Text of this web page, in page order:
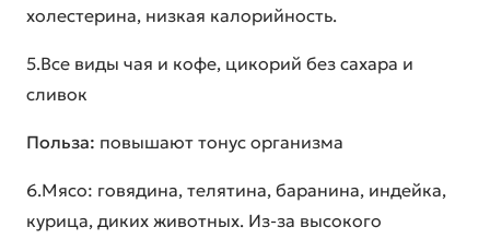
холестерина, низкая калорийность.
5.Все виды чая и кофе, цикорий без сахара и
сливок
Польза: повышают тонус организма
6.Мясо: говядина, телятина, баранина, индейка,
курица, диких животных. Из-за высокого